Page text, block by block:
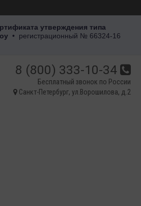
утверждения типа
• регистрационный № 66324-16
8 (800) 333-10-34
Санкт-Петербург, ул.Ворошилова, д.2